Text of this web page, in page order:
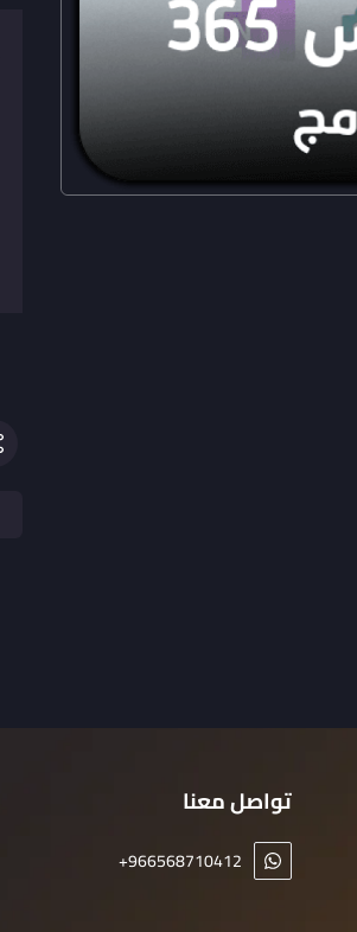
تواصل معنا
+966568710412